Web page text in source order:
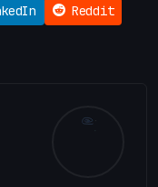
Reddit